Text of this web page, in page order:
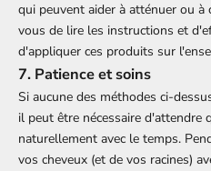
qui peuvent aider à atténuer ou à
vous de lire les instructions et
d'appliquer ces produits sur
7. Patience et soins
Si aucune des méthodes ci-
il peut être nécessaire d'attendre
naturellement avec le temps.
vos cheveux (et de vos racines)